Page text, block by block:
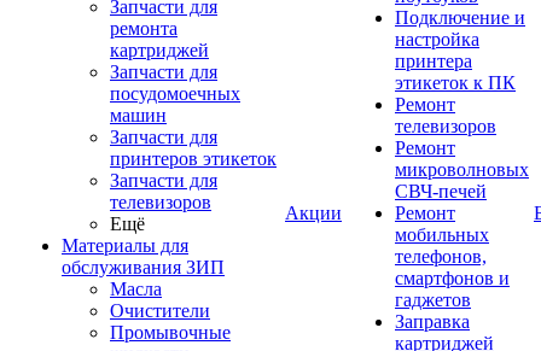
Запчасти для
ремонта
картриджей
Запчасти для
посудомоечных
машин
Запчасти для
принтеров этикеток
Запчасти для
телевизоров
Ещё
Материалы для
обслуживания ЗИП
Масла
Очистители
Промывочные
Акции
Подключение и
настройка
принтера
этикеток к ПК
Ремонт
телевизоров
Ремонт
микроволновых
СВЧ-печей
Ремонт
мобильных
телефонов,
смартфонов и
гаджетов
Заправка
картриджей